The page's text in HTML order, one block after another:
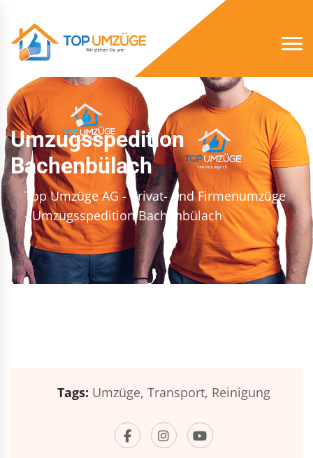
Umzugsspedition
Bachenbülach
Top Umzüge AG - Privat- und Firmenumzüge
- Umzugsspedition Bachenbülach
Tags: Umzüge, Transport, Reinigung